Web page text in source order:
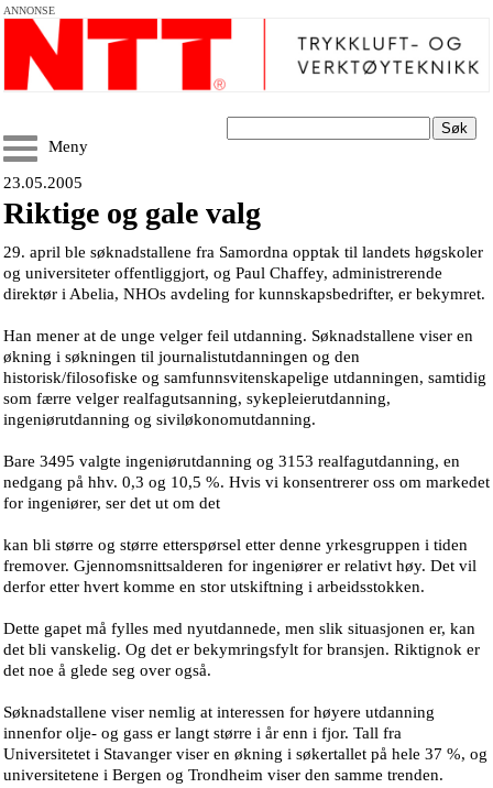
ANNONSE
Søk
Meny
23.05.2005
Riktige og gale valg
29. april ble søknadstallene fra Samordna opptak til landets høgskoler
og universiteter offentliggjort, og Paul Chaffey, administrerende
direktør i Abelia, NHOs avdeling for kunnskapsbedrifter, er bekymret.
Han mener at de unge velger feil utdanning. Søknadstallene viser en
økning i søkningen til journalistutdanningen og den
historisk/filosofiske og samfunnsvitenskapelige utdanningen, samtidig
som færre velger realfagutsanning, sykepleierutdanning,
ingeniørutdanning og siviløkonomutdanning.
Bare 3495 valgte ingeniørutdanning og 3153 realfagutdanning, en
nedgang på hhv. 0,3 og 10,5 %. Hvis vi konsentrerer oss om markedet
for ingeniører, ser det ut om det
kan bli større og større etterspørsel etter denne yrkesgruppen i tiden
fremover. Gjennomsnittsalderen for ingeniører er relativt høy. Det vil
derfor etter hvert komme en stor utskiftning i arbeidsstokken.
Dette gapet må fylles med nyutdannede, men slik situasjonen er, kan
det bli vanskelig. Og det er bekymringsfylt for bransjen. Riktignok er
det noe å glede seg over også.
Søknadstallene viser nemlig at interessen for høyere utdanning
innenfor olje- og gass er langt større i år enn i fjor. Tall fra
Universitetet i Stavanger viser en økning i søkertallet på hele 37 %, og
universitetene i Bergen og Trondheim viser den samme trenden.